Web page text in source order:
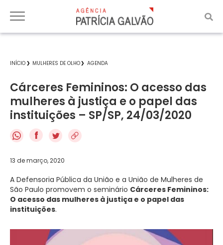
INÍCIO MULHERES DE OLHO AGENDA
Cárceres Femininos: O acesso das
mulheres à justiça e o papel das
instituições – SP/SP, 24/03/2020
f
13 de março, 2020
A Defensoria Pública da União e a União de Mulheres de
São Paulo promovem o seminário Cárceres Femininos:
O acesso das mulheres à justiça e o papel das
instituições.